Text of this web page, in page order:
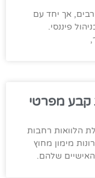
רבים, אך יחד עם
פיננסי.
קבע מפרטי
הלוואות רחבות
מימון מחוץ
שלהם.